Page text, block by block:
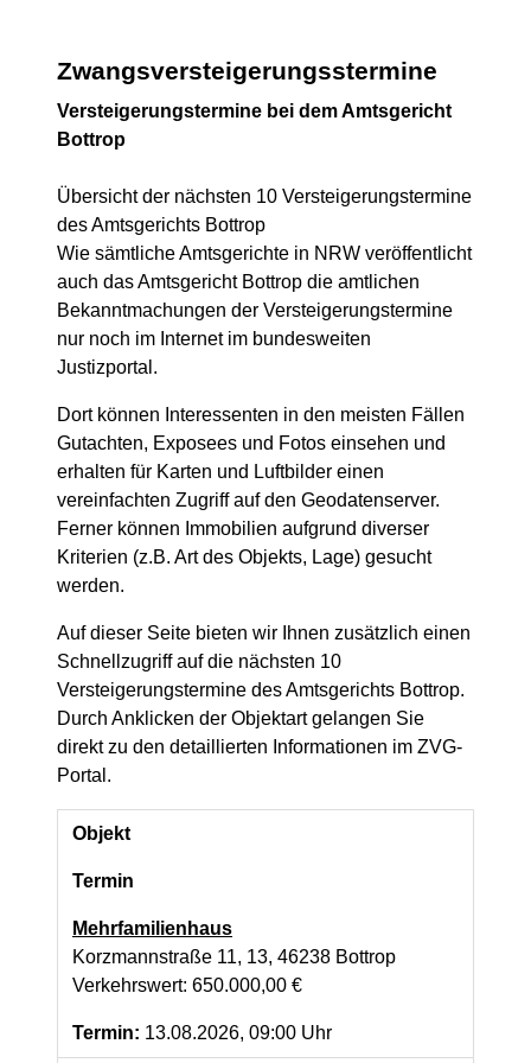
Zwangsversteigerungsstermine
Versteigerungstermine bei dem Amtsgericht
Bottrop
Übersicht der nächsten 10 Versteigerungstermine
des Amtsgerichts Bottrop
Wie sämtliche Amtsgerichte in NRW veröffentlicht
auch das Amtsgericht Bottrop die amtlichen
Bekanntmachungen der Versteigerungstermine
nur noch im Internet im bundesweiten
Justizportal.
Dort können Interessenten in den meisten Fällen
Gutachten, Exposees und Fotos einsehen und
erhalten für Karten und Luftbilder einen
vereinfachten Zugriff auf den Geodatenserver.
Ferner können Immobilien aufgrund diverser
Kriterien (z.B. Art des Objekts, Lage) gesucht
werden.
Auf dieser Seite bieten wir Ihnen zusätzlich einen
Schnellzugriff auf die nächsten 10
Versteigerungstermine des Amtsgerichts Bottrop.
Durch Anklicken der Objektart gelangen Sie
direkt zu den detaillierten Informationen im ZVG-
Portal.
Objekt
Termin
Mehrfamilienhaus
Korzmannstraße 11, 13, 46238 Bottrop
Verkehrswert: 650.000,00 €
Termin: 13.08.2026, 09:00 Uhr